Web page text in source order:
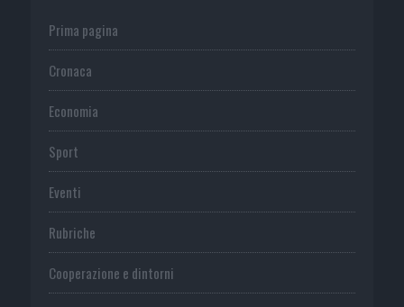
Prima pagina
Cronaca
Economia
Sport
Eventi
Rubriche
Cooperazione e dintorni